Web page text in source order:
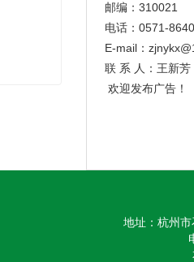
邮编：
电话：0571-
E-mail：
联 系 人：王新芳
欢迎发布广告！
地址：杭州